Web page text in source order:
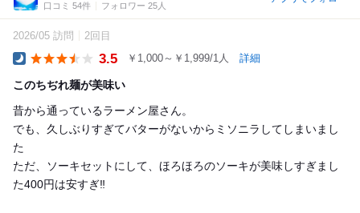
口コミ 54件 フォロワー 25人
2026/05 訪問 2回目
3.5 ￥1,000～￥1,999/1人 詳細
このちぢれ麺が美味い
昔から通っているラーメン屋さん。
でも、久しぶりすぎてバターがないからミソニラしてしまいまし
た
ただ、ソーキセットにして、ほろほろのソーキが美味しすぎまし
た400円は安すぎ‼️